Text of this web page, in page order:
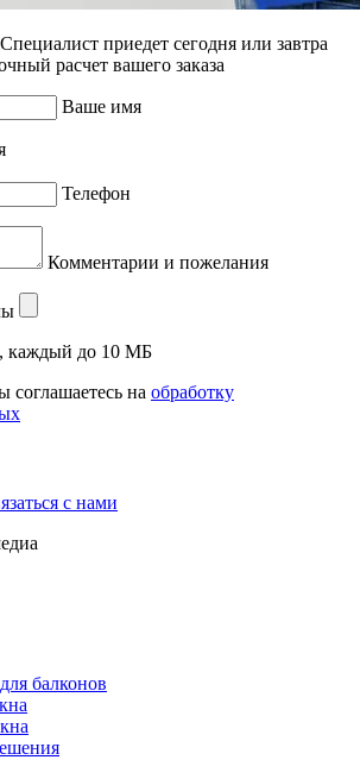
приедет сегодня или завтра
расчет вашего заказа
Ваше имя
Телефон
Комментарии и пожелания
каждый до 10 МБ
соглашаетесь на обработку
с нами
балконов